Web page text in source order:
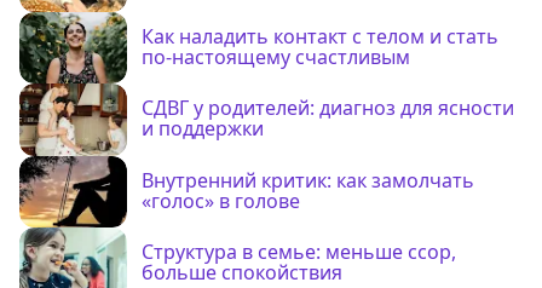
Как наладить контакт с телом и стать
по-настоящему счастливым
СДВГ у родителей: диагноз для ясности
и поддержки
Внутренний критик: как замолчать
«голос» в голове
Структура в семье: меньше ссор,
больше спокойствия